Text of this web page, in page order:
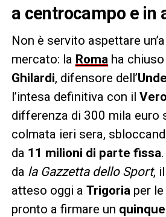
a centrocampo e in
Non è servito aspettare
mercato: la Roma ha
Ghilardi, difensore dell’
l’intesa definitiva con il
differenza di 300 mila euro
colmata ieri sera,
da 11 milioni di parte fissa
da la Gazzetta dello Sport,
atteso oggi a Trigoria per
pronto a firmare un